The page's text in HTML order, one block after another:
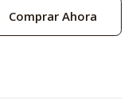
Comprar Ahora